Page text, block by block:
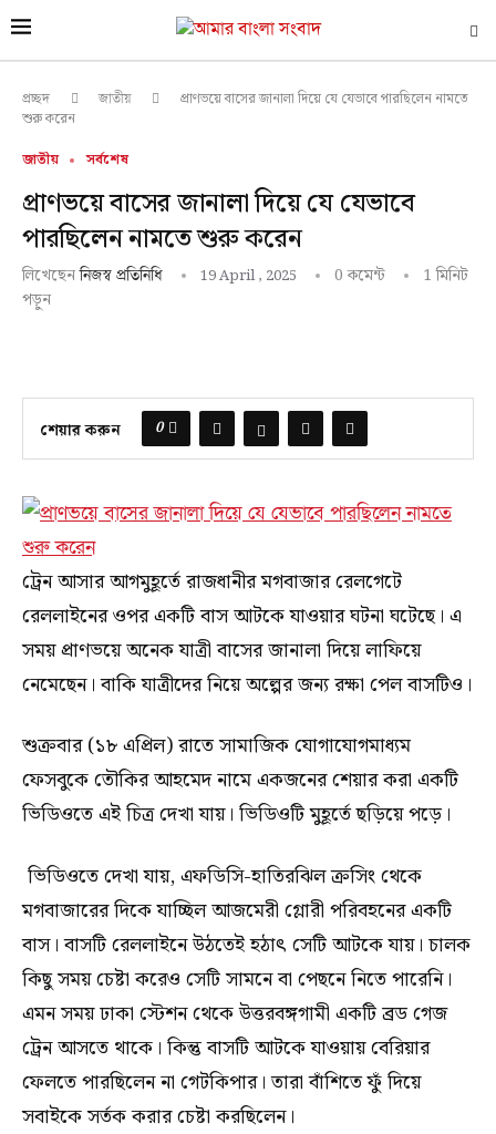
প্রচ্ছদ জাতীয়
প্রাণভয়ে বাসের জানালা দিয়ে যে যেভাবে পারছিলেন নামতে
শুরু করেন
জাতীয় সর্বশেষ
প্রাণভয়ে বাসের জানালা দিয়ে যে যেভাবে
পারছিলেন নামতে শুরু করেন
লিখেছেননিজস্ব প্রতিনিধি 19 April , 2025 0 কমেন্ট
1 মিনিট
পড়ুন
শেয়ার করুন 0
ট্রেন আসার আগমুহূর্তে রাজধানীর মগবাজার রেলগেটে
রেললাইনের ওপর একটি বাস আটকে যাওয়ার ঘটনা ঘটেছে। এ
সময় প্রাণভয়ে অনেক যাত্রী বাসের জানালা দিয়ে লাফিয়ে
নেমেছেন। বাকি যাত্রীদের নিয়ে অল্পের জন্য রক্ষা পেল বাসটিও।
শুক্রবার (১৮ এপ্রিল) রাতে সামাজিক যোগাযোগমাধ্যম
ফেসবুকে তৌকির আহমেদ নামে একজনের শেয়ার করা একটি
ভিডিওতে এই চিত্র দেখা যায়। ভিডিওটি মুহূর্তে ছড়িয়ে পড়ে।
ভিডিওতে দেখা যায়, এফডিসি-হাতিরঝিল ক্রসিং থেকে
মগবাজারের দিকে যাচ্ছিল আজমেরী গ্লোরী পরিবহনের একটি
বাস। বাসটি রেললাইনে উঠতেই হঠাৎ সেটি আটকে যায়। চালক
কিছু সময় চেষ্টা করেও সেটি সামনে বা পেছনে নিতে পারেনি।
এমন সময় ঢাকা স্টেশন থেকে উত্তরবঙ্গগামী একটি ব্রড গেজ
ট্রেন আসতে থাকে। কিন্তু বাসটি আটকে যাওয়ায় বেরিয়ার
ফেলতে পারছিলেন না গেটকিপার। তারা বাঁশিতে ফুঁ দিয়ে
সবাইকে সর্তক করার চেষ্টা করছিলেন।